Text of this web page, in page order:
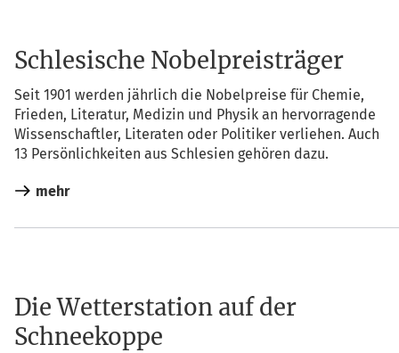
Schlesische Nobelpreisträger
Seit 1901 wer­den jähr­lich die Nobel­prei­se für Che­mie,
Frie­den, Lite­ra­tur, Medi­zin und Phy­sik an her­vor­ra­gen­de
Wis­sen­schaft­ler, Lite­ra­ten oder Poli­ti­ker ver­lie­hen. Auch
13 Per­sön­lich­kei­ten aus Schle­si­en gehö­ren dazu.
mehr
Die Wetterstation auf der
Schneekoppe